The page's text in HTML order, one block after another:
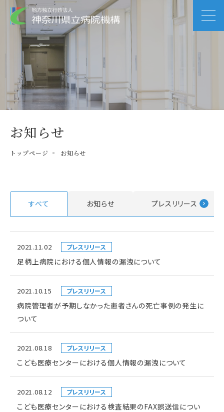
お知らせ
トップページ お知らせ
すべて お知らせ プレスリリース
2021.11.02 プレスリリース
足柄上病院における個人情報の漏洩について
2021.10.15 プレスリリース
病院管理者が予期しなかった患者さんの死亡事例の発生に
ついて
2021.08.18 プレスリリース
こども医療センターにおける個人情報の漏洩について
2021.08.12 プレスリリース
こども医療センターにおける検査結果のFAX誤送信につい